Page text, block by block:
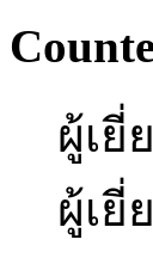
ผู้เ
ผู้เ